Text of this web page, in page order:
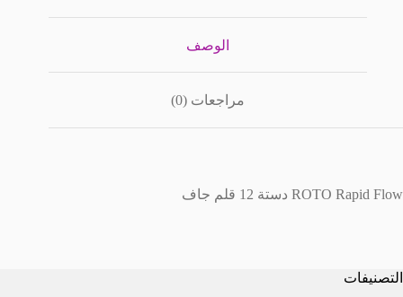
الوصف
مراجعات (0)
ROTO Rapid Flow دستة 12 قلم جاف
التصنيفات